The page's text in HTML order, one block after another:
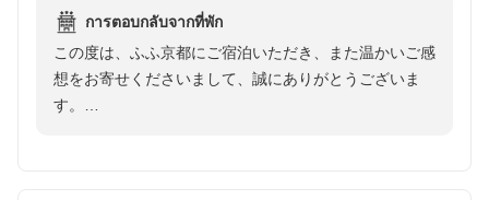
澄んだ空気や冬の趣ある京都も、また違った魅力を感じ
ていただけることと存じます。次回は季節を変えてお越
しいただき、ゆったりとした京都時間をお楽しみいただ
けましたら幸いでございます。
การตอบกลับจากที่พัก
この度は、ふふ京都にご宿泊いただき、また温かいご感
想をお寄せくださいまして、誠にありがとうございま
す。